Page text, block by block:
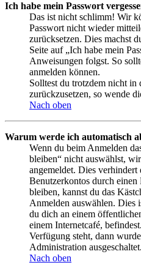
Ich habe mein Passwort
Das ist nicht schlimm! Wir
Passwort nicht wieder
zurücksetzen. Dies machst
Seite auf „Ich habe mein
Anweisungen folgst. So
anmelden können.
Solltest du trotzdem nicht in
zurückzusetzen, so wende
Nach oben
Warum werde ich automatisch
Wenn du beim Anmelden
bleiben“ nicht auswählst,
angemeldet. Dies verhindert
Benutzerkontos durch
bleiben, kannst du das
Anmelden auswählen. Dies
du dich an einem
einem Internetcafé,
Verfügung steht, dann
Administration ausgeschaltet.
Nach oben